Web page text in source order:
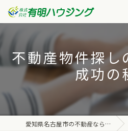
不動産物件探し
成功の
愛知県名古屋市の不動産なら株式会社有明ハウジング